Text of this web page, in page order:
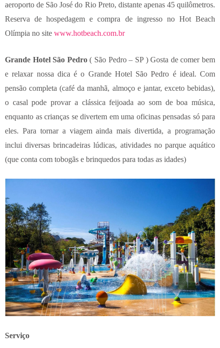
aeroporto de São José do Rio Preto, distante apenas 45 quilômetros.
Reserva de hospedagem e compra de ingresso no Hot Beach
Olímpia no site www.hotbeach.com.br
Grande Hotel São Pedro( São Pedro – SP ) Gosta de comer bem
e relaxar nossa dica é o Grande Hotel São Pedro é ideal. Com
pensão completa (café da manhã, almoço e jantar, exceto bebidas),
o casal pode provar a clássica feijoada ao som de boa música,
enquanto as crianças se divertem em uma oficinas pensadas só para
eles. Para tornar a viagem ainda mais divertida, a programação
inclui diversas brincadeiras lúdicas, atividades no parque aquático
(que conta com tobogãs e brinquedos para todas as idades)
Serviço